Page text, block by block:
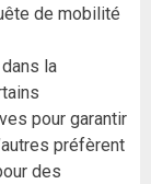
de mobilité
la
pour garantir
préfèrent
des